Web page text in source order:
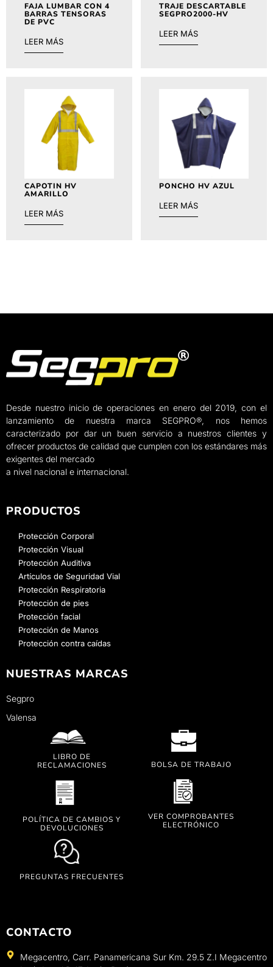
FAJA LUMBAR CON 4
BARRAS TENSORAS
DE PVC
LEER MÁS
TRAJE DESCARTABLE
SEGPRO2000-HV
LEER MÁS
CAPOTIN HV
AMARILLO
LEER MÁS
PONCHO HV AZUL
LEER MÁS
Desde nuestro inicio de operaciones en enero del 2019, con el
lanzamiento de nuestra marca SEGPRO®, nos hemos
caracterizado por dar un buen servicio a nuestros clientes y
ofrecer productos de calidad que cumplen con los estándares más
exigentes del mercado
a nivel nacional e internacional.
PRODUCTOS
Protección Corporal
Protección Visual
Protección Auditiva
Artículos de Seguridad Vial
Protección Respiratoria
Protección de pies
Protección facial
Protección de Manos
Protección contra caídas
NUESTRAS MARCAS
Segpro
Valensa
LIBRO DE
RECLAMACIONES
BOLSA DE TRABAJO
POLÍTICA DE CAMBIOS Y
DEVOLUCIONES
VER COMPROBANTES
ELECTRÓNICO
PREGUNTAS FRECUENTES
CONTACTO
Megacentro, Carr. Panamericana Sur Km. 29.5 Z.I Megacentro